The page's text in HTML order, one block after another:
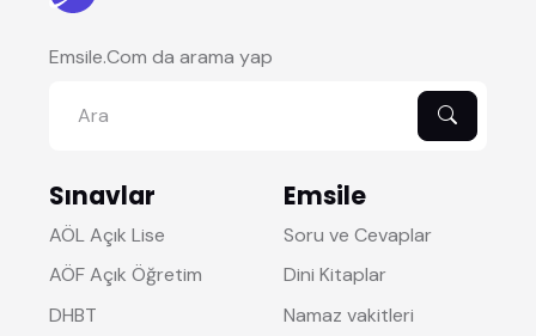
Emsile.Com da arama yap
Sınavlar
AÖL Açık Lise
AÖF Açık Öğretim
DHBT
Emsile
Soru ve Cevaplar
Dini Kitaplar
Namaz vakitleri